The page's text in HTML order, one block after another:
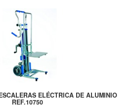
ELÉCTRICA DE ALUMINIO
REF.10750